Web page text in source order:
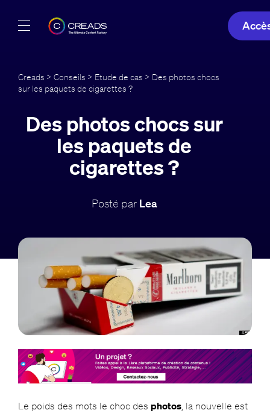
Offres
À propos
Creads > Conseils > Etude de cas > Des photos chocs
sur les paquets de cigarettes ?
Des photos chocs sur
les paquets de
cigarettes ?
Posté par Lea
Le poids des mots le choc des photos, la nouvelle est